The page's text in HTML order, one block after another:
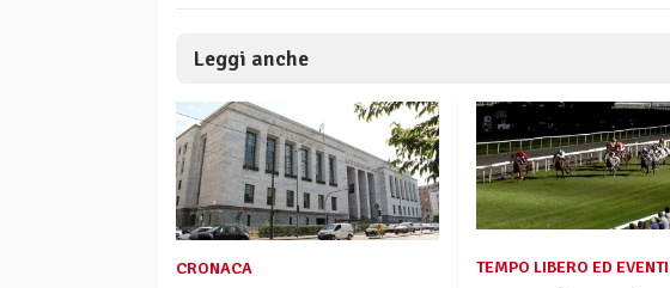
Leggi anche
CRONACA TEMPO LIBERO ED EVENTI